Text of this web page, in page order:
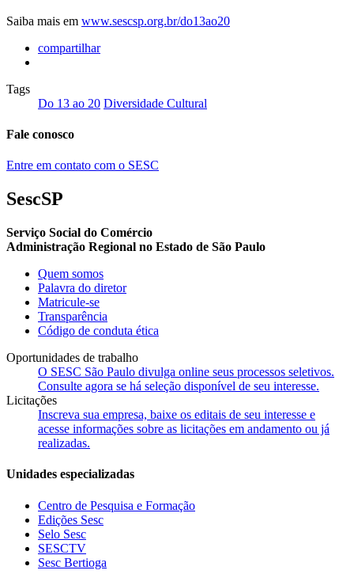
Saiba mais em www.sescsp.org.br/do13ao20
compartilhar
Tags
Do 13 ao 20 Diversidade Cultural
Fale conosco
Entre em contato com o SESC
SescSP
Serviço Social do Comércio
Administração Regional no Estado de São Paulo
Quem somos
Palavra do diretor
Matricule-se
Transparência
Código de conduta ética
Oportunidades de trabalho
O SESC São Paulo divulga online seus processos seletivos.
Consulte agora se há seleção disponível de seu interesse.
Licitações
Inscreva sua empresa, baixe os editais de seu interesse e
acesse informações sobre as licitações em andamento ou já
realizadas.
Unidades especializadas
Centro de Pesquisa e Formação
Edições Sesc
Selo Sesc
SESCTV
Sesc Bertioga